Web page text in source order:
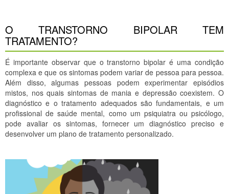
O TRANSTORNO BIPOLAR TEM
TRATAMENTO?
É importante observar que o transtorno bipolar é uma condição
complexa e que os sintomas podem variar de pessoa para pessoa.
Além disso, algumas pessoas podem experimentar episódios
mistos, nos quais sintomas de mania e depressão coexistem. O
diagnóstico e o tratamento adequados são fundamentais, e um
profissional de saúde mental, como um psiquiatra ou psicólogo,
pode avaliar os sintomas, fornecer um diagnóstico preciso e
desenvolver um plano de tratamento personalizado.